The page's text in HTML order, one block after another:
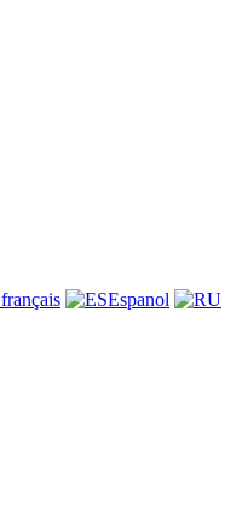
Espanol